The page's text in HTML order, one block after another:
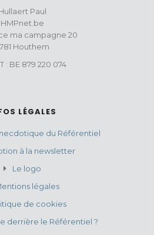
Paul
HMPnet.be
ma campagne 20
Houthem
: BE 879 220 074
LÉGALES
du Référentiel
à la newsletter
Le logo
légales
de cookies
derrière le Référentiel ?